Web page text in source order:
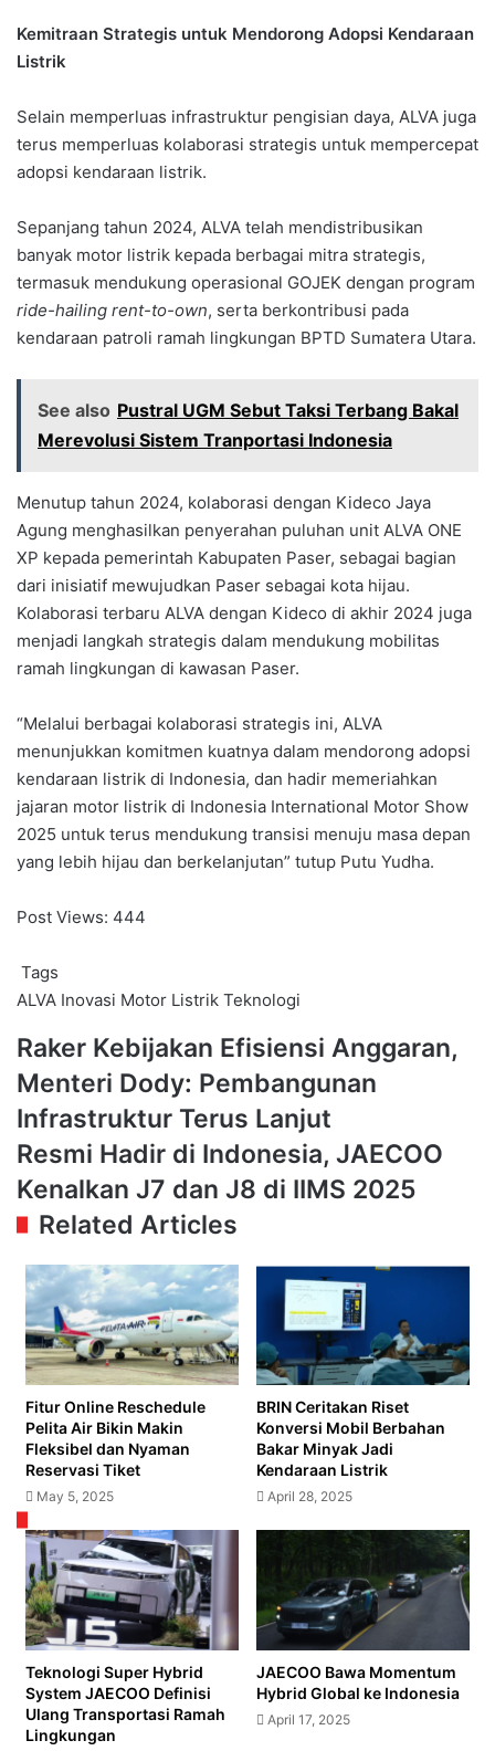
Kemitraan Strategis untuk Mendorong Adopsi Kendaraan
Listrik
Selain memperluas infrastruktur pengisian daya, ALVA juga
terus memperluas kolaborasi strategis untuk mempercepat
adopsi kendaraan listrik.
Sepanjang tahun 2024, ALVA telah mendistribusikan
banyak motor listrik kepada berbagai mitra strategis,
termasuk mendukung operasional GOJEK dengan program
ride-hailing rent-to-own, serta berkontribusi pada
kendaraan patroli ramah lingkungan BPTD Sumatera Utara.
See also Pustral UGM Sebut Taksi Terbang Bakal
Merevolusi Sistem Tranportasi Indonesia
Menutup tahun 2024, kolaborasi dengan Kideco Jaya
Agung menghasilkan penyerahan puluhan unit ALVA ONE
XP kepada pemerintah Kabupaten Paser, sebagai bagian
dari inisiatif mewujudkan Paser sebagai kota hijau.
Kolaborasi terbaru ALVA dengan Kideco di akhir 2024 juga
menjadi langkah strategis dalam mendukung mobilitas
ramah lingkungan di kawasan Paser.
“Melalui berbagai kolaborasi strategis ini, ALVA
menunjukkan komitmen kuatnya dalam mendorong adopsi
kendaraan listrik di Indonesia, dan hadir memeriahkan
jajaran motor listrik di Indonesia International Motor Show
2025 untuk terus mendukung transisi menuju masa depan
yang lebih hijau dan berkelanjutan” tutup Putu Yudha.
Post Views: 444
Tags
ALVA Inovasi Motor Listrik Teknologi
Raker
Kebijakan
Efisiensi
Anggaran,
Menteri
Dody:
Pembangunan
Infrastruktur
Terus
Raker Kebijakan Efisiensi Anggaran,
Menteri Dody: Pembangunan
Infrastruktur Terus Lanjut
Resmi
Hadir
di
Indonesia,
JAECOO
Kenalkan
J7
dan
J8
di
IIMS
2025
Resmi Hadir di Indonesia, JAECOO
Kenalkan J7 dan J8 di IIMS 2025
Related Articles
Fitur Online Reschedule
Pelita Air Bikin Makin
Fleksibel dan Nyaman
Reservasi Tiket
May 5, 2025
BRIN Ceritakan Riset
Konversi Mobil Berbahan
Bakar Minyak Jadi
Kendaraan Listrik
April 28, 2025
Teknologi Super Hybrid
System JAECOO Definisi
Ulang Transportasi Ramah
Lingkungan
JAECOO Bawa Momentum
Hybrid Global ke Indonesia
April 17, 2025